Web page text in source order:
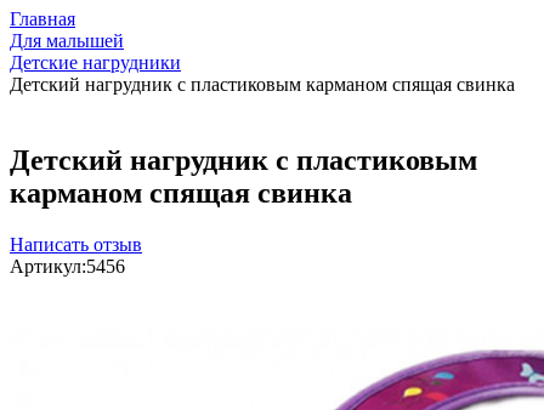
Главная
Для малышей
Детские нагрудники
Детский нагрудник с пластиковым карманом спящая свинка
Детский нагрудник с пластиковым
карманом спящая свинка
Написать отзыв
Артикул:5456